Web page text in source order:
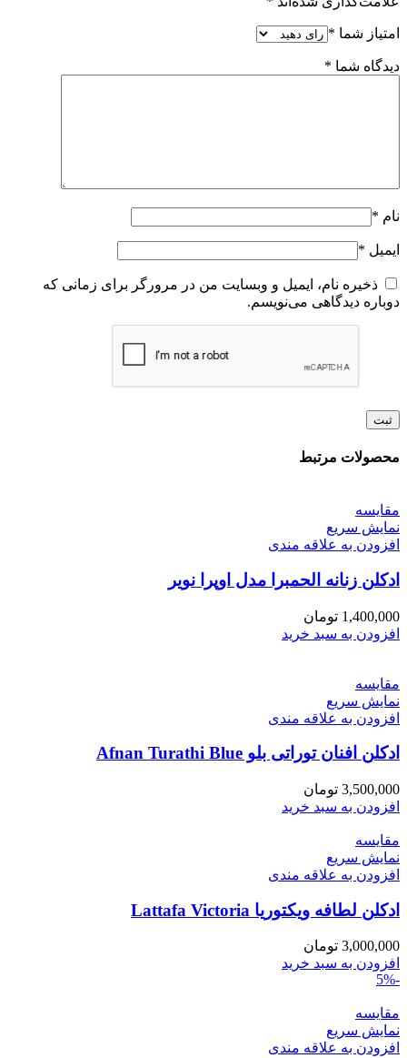
امتیاز شما *
دیدگاه شما *
نام *
ایمیل *
ذخیره نام، ایمیل و وبسایت من در مرورگر برای زمانی که
دوباره دیدگاهی می‌نویسم.
محصولات مرتبط
مقايسه
نمایش سریع
افزودن به علاقه مندی
ادکلن زنانه الحمبرا مدل اوپرا نویر
1,400,000 تومان
افزودن به سبد خرید
مقايسه
نمایش سریع
افزودن به علاقه مندی
ادکلن افنان توراتی بلو Afnan Turathi Blue
3,500,000 تومان
افزودن به سبد خرید
مقايسه
نمایش سریع
افزودن به علاقه مندی
ادکلن لطافه ویکتوریا Lattafa Victoria
3,000,000 تومان
افزودن به سبد خرید
-5%
مقايسه
نمایش سریع
افزودن به علاقه مندی